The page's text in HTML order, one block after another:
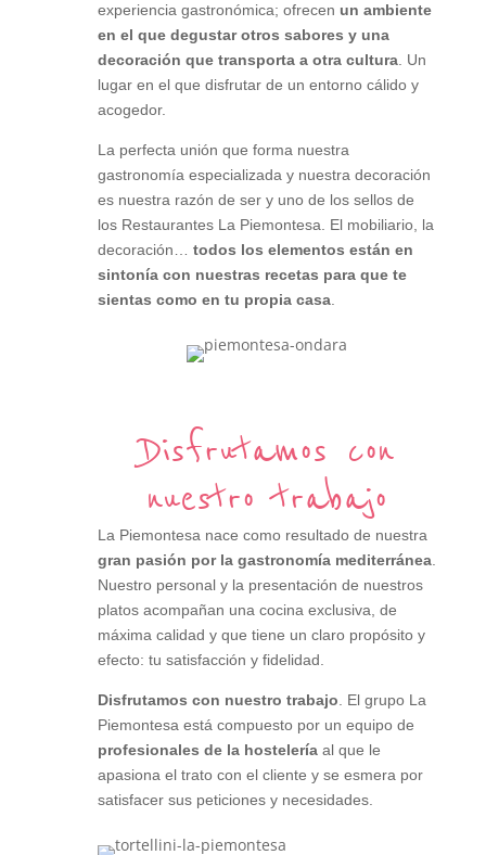
experiencia gastronómica; ofrecen un ambiente
en el que degustar otros sabores y una
decoración que transporta a otra cultura. Un
lugar en el que disfrutar de un entorno cálido y
acogedor.
La perfecta unión que forma nuestra
gastronomía especializada y nuestra decoración
es nuestra razón de ser y uno de los sellos de
los Restaurantes La Piemontesa. El mobiliario, la
decoración… todos los elementos están en
sintonía con nuestras recetas para que te
sientas como en tu propia casa.
Disfrutamos con
nuestro trabajo
La Piemontesa nace como resultado de nuestra
gran pasión por la gastronomía mediterránea.
Nuestro personal y la presentación de nuestros
platos acompañan una cocina exclusiva, de
máxima calidad y que tiene un claro propósito y
efecto: tu satisfacción y fidelidad.
Disfrutamos con nuestro trabajo . El grupo La
Piemontesa está compuesto por un equipo de
profesionales de la hosteleríaal que le
apasiona el trato con el cliente y se esmera por
satisfacer sus peticiones y necesidades.